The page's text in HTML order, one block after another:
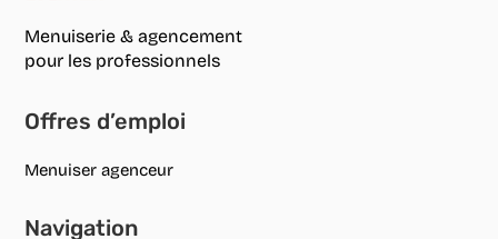
Menuiserie & agencement
pour les professionnels
Offres d’emploi
Menuiser agenceur
Navigation